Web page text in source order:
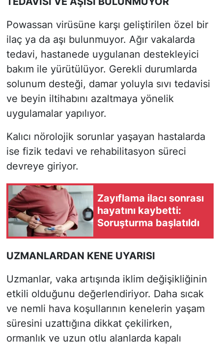
Powassan virüsüne karşı geliştirilen özel bir
ilaç ya da aşı bulunmuyor. Ağır vakalarda
tedavi, hastanede uygulanan destekleyici
bakım ile yürütülüyor. Gerekli durumlarda
solunum desteği, damar yoluyla sıvı tedavisi
ve beyin iltihabını azaltmaya yönelik
uygulamalar yapılıyor.
Kalıcı nörolojik sorunlar yaşayan hastalarda
ise fizik tedavi ve rehabilitasyon süreci
devreye giriyor.
Zayıflama ilacı sonrası
hayatını kaybetti:
Soruşturma başlatıldı
UZMANLARDAN KENE UYARISI
Uzmanlar, vaka artışında iklim değişikliğinin
etkili olduğunu değerlendiriyor. Daha sıcak
ve nemli hava koşullarının kenelerin yaşam
süresini uzattığına dikkat çekilirken,
ormanlık ve uzun otlu alanlarda kapalı